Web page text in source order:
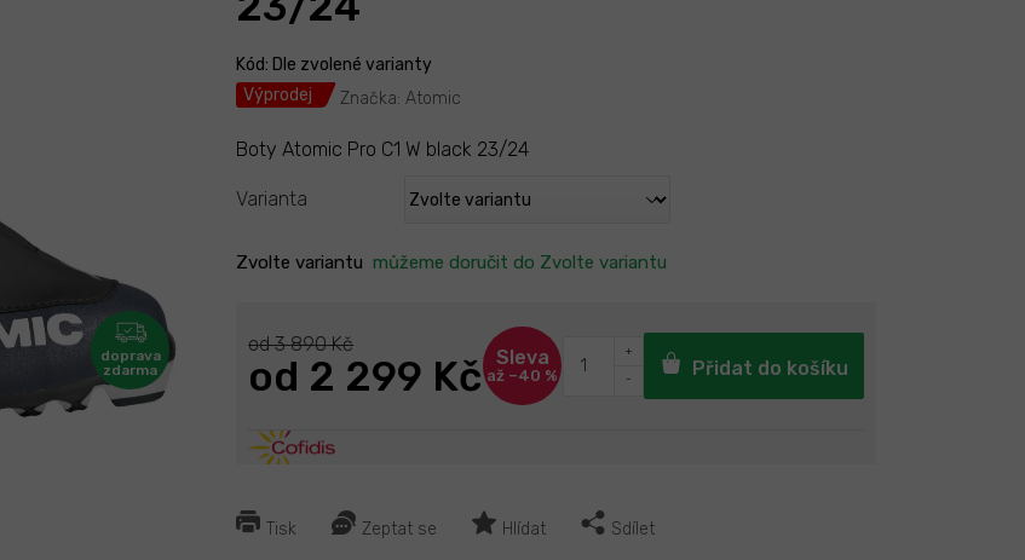
Zvolte variantu můžeme doručit do Zvolte variantu
Varianta
Boty Atomic Pro C1 W black 23/24
Tisk Zeptat se Hlídat Sdílet
Kód: Dle zvolené varianty
Výprodej
Značka: Atomic
od 3 890 Kč
od 2 299 Kč až –40 % Přidat do košíku